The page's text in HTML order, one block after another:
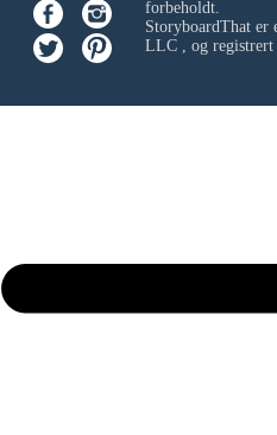
forbeholdt.
StoryboardThat er
LLC, og registrert